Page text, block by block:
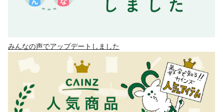
みんなの声でアップデートしました